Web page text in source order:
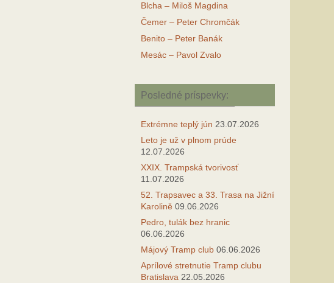
Blcha – Miloš Magdina
Čemer – Peter Chromčák
Benito – Peter Banák
Mesác – Pavol Zvalo
Posledné príspevky:
Extrémne teplý jún 23.07.2026
Leto je už v plnom prúde
12.07.2026
XXIX. Trampská tvorivosť
11.07.2026
52. Trapsavec a 33. Trasa na Jižní
Karolině 09.06.2026
Pedro, tulák bez hranic
06.06.2026
Májový Tramp club 06.06.2026
Aprílové stretnutie Tramp clubu
Bratislava 22.05.2026